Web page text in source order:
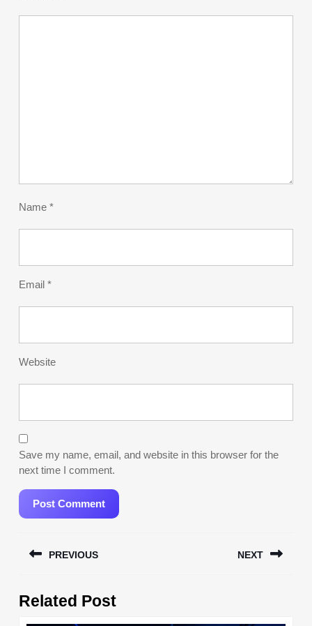
Name *
Email *
Website
Save my name, email, and website in this browser for the
next time I comment.
navigation
PREVIOUS
post:
NEXT
Related Post